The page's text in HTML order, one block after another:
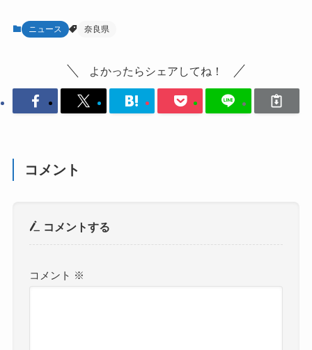
ニュース 奈良県
よかったらシェアしてね！
コメント
コメントする
コメント ※